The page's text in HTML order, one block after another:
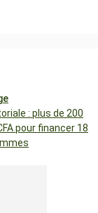
: plus de 200
pour financer 18